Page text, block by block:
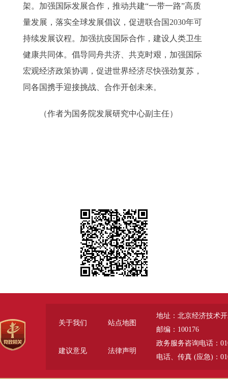
架。加强国际发展合作，推动共建“一带一路”高质
量发展，落实全球发展倡议，促进联合国2030年可
持续发展议程。加强抗疫国际合作，建设人类卫生
健康共同体。倡导同舟共济、共克时艰，加强国际
宏观经济政策协调，促进世界经济尽快强劲复苏，
同各国携手迎接挑战、合作开创未来。
（作者为国务院发展研究中心副主任）
关于我们 站点地图
建议意见 法律声明
地址：北京经济技术
邮编：100176
政务服务咨询电话：
电话、传真 (应急)：